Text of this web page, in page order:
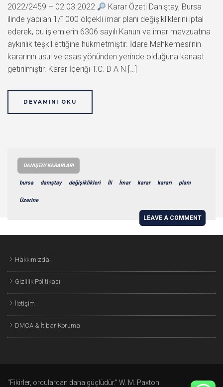
2022/2459 – 02.03.2022
Karar Özeti Danıştay, Bursa
ilinde yapılan 1/1000 ölçekli imar planı değişikliklerini iptal
ederek, bu işlemlerin 6306 sayılı Kanun ve imar mevzuatına
aykırılık teşkil ettiğine hükmetmiştir. İdare Mahkemesi’nin
kararının usul ve esas yönünden yerinde olduğuna kanaat
getirilmiştir. Karar İçeriği T.C. D A N […]
DEVAMINI OKU
DANIŞTAY KARARLARI
bursa danıştay değişiklikleri İli İmar karar kararı planı
Üzerine
LEAVE A COMMENT
Hakkımızda
Gizlilik Politikası
İletişim
DMCA & İtibar Koruma
"Fikirler, ordulardan daha güçlüdür." W. M. Paxton